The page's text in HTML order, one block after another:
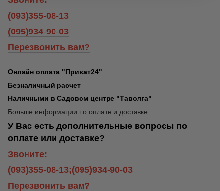
(093)355-08-13
(095)934-90-03
Перезвонить вам?
Онлайн оплата "Приват24"
Безналичный расчет
Наличными в Садовом центре "Таволга"
Больше информации по оплате и доставке
У Вас есть дополнительные вопросы по
оплате или доставке?
Звоните:
(093)355-08-13;(095)934-90-03
Перезвонить вам?